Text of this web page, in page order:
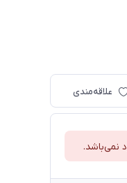
علاقه‌مندی
نمی‌باشد.